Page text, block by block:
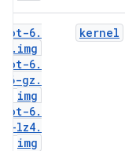
kernel
6.
. img
6.
6-gz .
img
6.
6-lz4.
img